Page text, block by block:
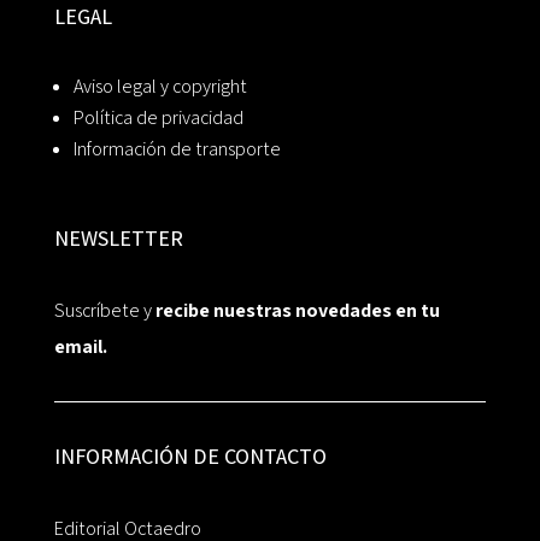
LEGAL
Aviso legal y copyright
Política de privacidad
Información de transporte
NEWSLETTER
Suscríbete yrecibe nuestras novedades en tu
email.
INFORMACIÓN DE CONTACTO
Editorial Octaedro